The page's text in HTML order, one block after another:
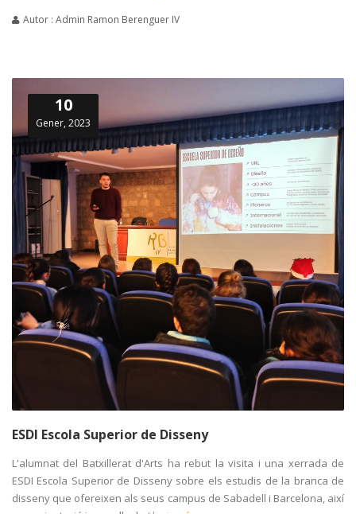
Autor : Admin Ramon Berenguer IV
10
Gener, 2023
ESDI Escola Superior de Disseny
L'alumnat del Batxillerat d'Arts ha rebut la visita i una xerrada de
ESDI Escola Superior de Disseny sobre els estudis de la branca de
disseny que ofereixen als seus campus de Sabadell i Barcelona, així